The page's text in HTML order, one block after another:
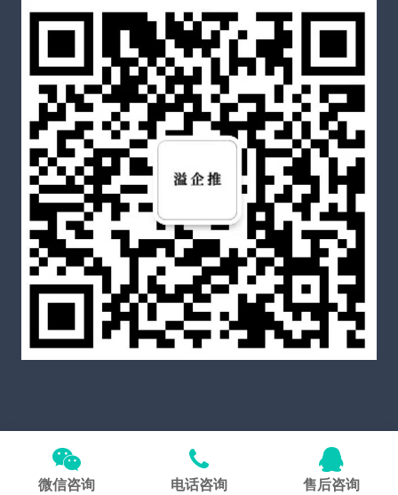
Copyright © 2026 溢企推官网 All Rights Reserved
号粤ICP备2021060587号-5
微信咨询 电话咨询 售后咨询